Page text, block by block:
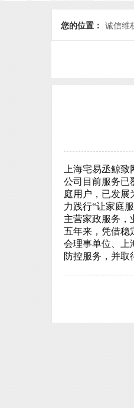
您的位置： 诚信维
上海宅易丞鲸
公司目前服务已
庭用户，已发展
力践行“让家庭
主营家政服务，
五年来，凭借稳
会理事单位、上
防控服务，并取